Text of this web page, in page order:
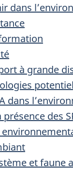
dans
à grande
dans
des
et faune